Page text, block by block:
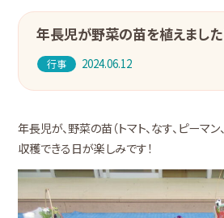
年長児が野菜の苗を植えました
行事 2024.06.12
年長児が、野菜の苗（トマト、なす、ピーマン
収穫できる日が楽しみです！